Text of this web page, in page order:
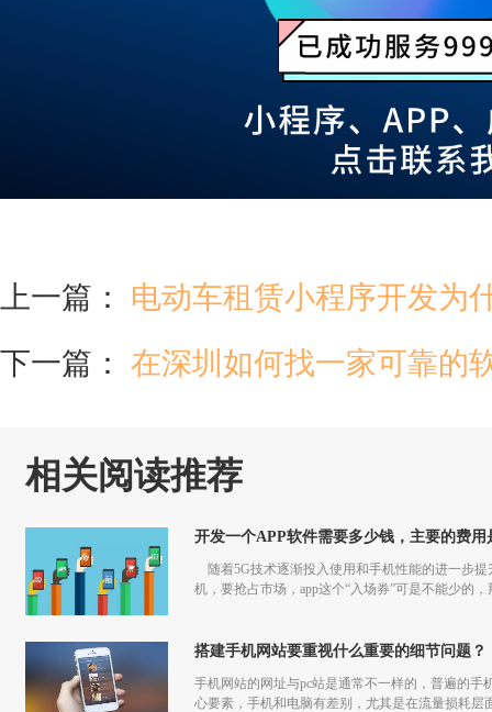
上一篇： 电动车租赁小程序开发为
下一篇： 在深圳如何找一家可靠的
相关阅读推荐
开发一个APP软件需要多少钱，主要的费
随着5G技术逐渐投入使用和手机性能的进一步
机，要抢占市场，app这个“入场券”可是不能少的
搭建手机网站要重视什么重要的细节问题？
手机网站的网址与pc站是通常不一样的，普遍的
心要素，手机和电脑有差别，尤其是在流量损耗层